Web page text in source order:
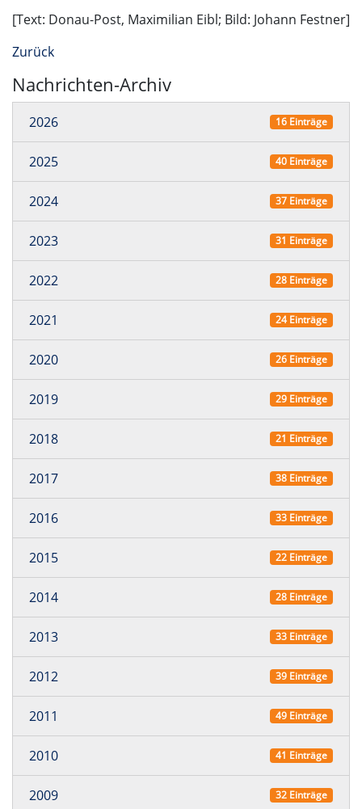
[Text: Donau-Post, Maximilian Eibl; Bild: Johann Festner]
Zurück
Nachrichten-Archiv
2026 16 Einträge
2025 40 Einträge
2024 37 Einträge
2023 31 Einträge
2022 28 Einträge
2021 24 Einträge
2020 26 Einträge
2019 29 Einträge
2018 21 Einträge
2017 38 Einträge
2016 33 Einträge
2015 22 Einträge
2014 28 Einträge
2013 33 Einträge
2012 39 Einträge
2011 49 Einträge
2010 41 Einträge
2009 32 Einträge